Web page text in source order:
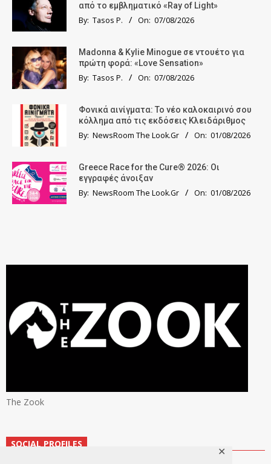
✕
από το εμβληματικό «Ray of Light»
By: Tasos P. On: 07/08/2026
Madonna & Kylie Minogue σε ντουέτο για
πρώτη φορά: «Love Sensation»
By: Tasos P. On: 07/08/2026
Φονικά αινίγματα: Το νέο καλοκαιρινό σου
κόλλημα από τις εκδόσεις Κλειδάριθμος
By: NewsRoom The Look.Gr On: 01/08/2026
Greece Race for the Cure® 2026: Οι
εγγραφές άνοιξαν
By: NewsRoom The Look.Gr On: 01/08/2026
The Zook
SOCIAL PROFILES